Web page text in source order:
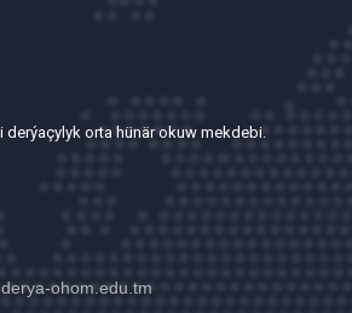
derýaçylyk orta hünär okuw mekdebi.
ohom.edu.tm